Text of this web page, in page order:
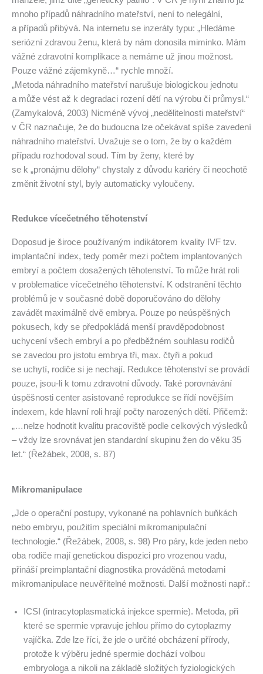
mnoho případů náhradního mateřství, není to nelegální,
a případů přibývá. Na internetu se inzeráty typu: „Hledáme
seriózní zdravou ženu, která by nám donosila miminko. Mám
vážné zdravotní komplikace a nemáme už jinou možnost.
Pouze vážné zájemkyně…“ rychle množí.
„Metoda náhradního mateřství narušuje biologickou jednotu
a může vést až k degradaci rození dětí na výrobu či průmysl.“
(Zamykalová, 2003) Nicméně vývoj „nedělitelnosti mateřství“
v ČR naznačuje, že do budoucna lze očekávat spíše zavedení
náhradního mateřství. Uvažuje se o tom, že by o každém
případu rozhodoval soud. Tím by ženy, které by
se k „pronájmu dělohy“ chystaly z důvodu kariéry či neochotě
změnit životní styl, byly automaticky vyloučeny.
Redukce vícečetného těhotenství
Doposud je široce používaným indikátorem kvality IVF tzv.
implantační index, tedy poměr mezi počtem implantovaných
embryí a počtem dosažených těhotenství. To může hrát roli
v problematice vícečetného těhotenství. K odstranění těchto
problémů je v současné době doporučováno do dělohy
zavádět maximálně dvě embrya. Pouze po neúspěšných
pokusech, kdy se předpokládá menší pravděpodobnost
uchycení všech embryí a po předběžném souhlasu rodičů
se zavedou pro jistotu embrya tři, max. čtyři a pokud
se uchytí, rodiče si je nechají. Redukce těhotenství se provádí
pouze, jsou-li k tomu zdravotní důvody. Také porovnávání
úspěšnosti center asistované reprodukce se řídí novějším
indexem, kde hlavní roli hrají počty narozených dětí. Přičemž:
„…nelze hodnotit kvalitu pracoviště podle celkových výsledků
– vždy lze srovnávat jen standardní skupinu žen do věku 35
let.“ (Řežábek, 2008, s. 87)
Mikromanipulace
„Jde o operační postupy, vykonané na pohlavních buňkách
nebo embryu, použitím speciální mikromanipulační
technologie.“ (Řežábek, 2008, s. 98) Pro páry, kde jeden nebo
oba rodiče mají genetickou dispozici pro vrozenou vadu,
přináší preimplantační diagnostika prováděná metodami
mikromanipulace neuvěřitelné možnosti. Další možnosti např.:
ICSI (intracytoplasmatická injekce spermie). Metoda, při
které se spermie vpravuje jehlou přímo do cytoplazmy
vajíčka. Zde lze říci, že jde o určité obcházení přírody,
protože k výběru jedné spermie dochází volbou
embryologa a nikoli na základě složitých fyziologických